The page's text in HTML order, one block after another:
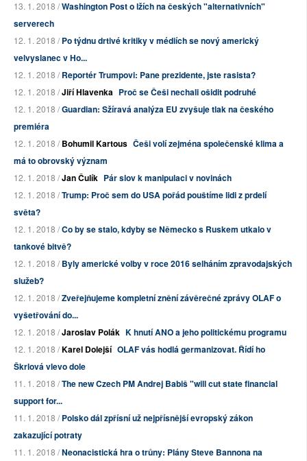
13. 1. 2018 /Washington Post o lžích na českých "alternativních"
serverech
12. 1. 2018 /Po týdnu drtivé kritiky v médiích se nový americký
velvyslanec v Ho...
12. 1. 2018 /Reportér Trumpovi: Pane prezidente, jste rasista?
12. 1. 2018 /Jiří Hlavenka Proč se Češi nechali ošidit podruhé
12. 1. 2018 /Guardian: Sžíravá analýza EU zvyšuje tlak na českého
premiéra
12. 1. 2018 /Bohumil Kartous Češi volí zejména společenské klima a
má to obrovský význam
12. 1. 2018 /Jan Čulík Pár slov k manipulaci v novinách
12. 1. 2018 /Trump: Proč sem do USA pořád pouštíme lidi z prdelí
světa?
12. 1. 2018 /Co by se stalo, kdyby se Německo s Ruskem utkalo v
tankové bitvě?
12. 1. 2018 /Byly americké volby v roce 2016 selháním zpravodajských
služeb?
12. 1. 2018 /Zveřejňujeme kompletní znění závěrečné zprávy OLAF o
vyšetřování do...
12. 1. 2018 /Jaroslav Polák K hnutí ANO a jeho politickému programu
12. 1. 2018 /Karel Dolejší OLAF vás hodlá germanizovat. Řídí ho
Škrlová vlevo dole
11. 1. 2018 /The new Czech PM Andrej Babiš "will cut state financial
support for...
11. 1. 2018 /Polsko dál zpřísní už nejpřísnější evropský zákon
zakazující potraty
11. 1. 2018 /Neonacistická hra o trůny: Plány Steve Bannona na